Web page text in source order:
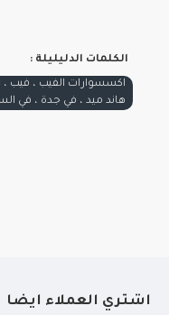
الكلمات الدليليلة :
اكسسوارات الفيب ، فيب ،
هاند ميد ، في جدة ، في
أشتري العملاء أيضاً